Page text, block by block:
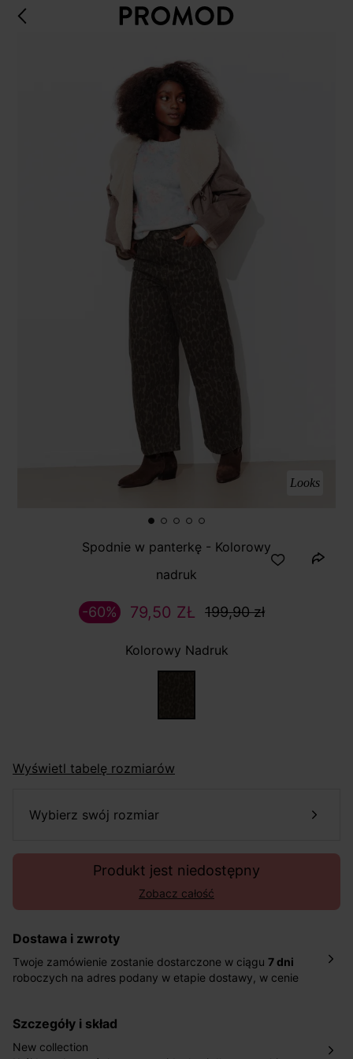
Looks
Spodnie w panterkę - Kolorowy
nadruk
79,50 ZŁ 199,90 zł
-60%
Kolorowy Nadruk
Wyświetl tabelę rozmiarów
wybierz swój rozmiar
Produkt jest niedostępny
Zobacz całość
Dostawa i zwroty
Twoje zamówienie zostanie dostarczone w ciągu 7 dni
roboczych na adres podany w etapie dostawy, w cenie
pośrednictwem DHL Express.
Nowość: Zamówienia dostarczamy w ciągu 4-6 dni
szczegóły i skład
New collection